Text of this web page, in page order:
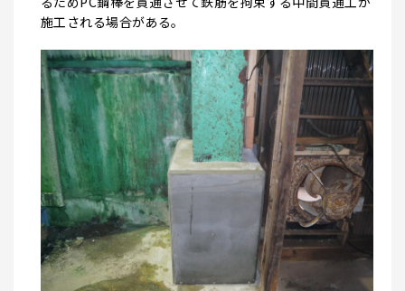
施工される場合がある。